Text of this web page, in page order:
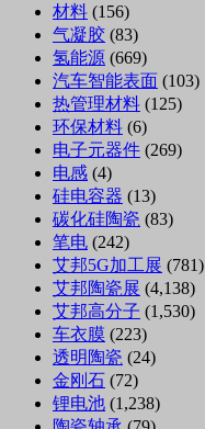
材料 (156)
气凝胶 (83)
氢能源 (669)
汽车智能表面 (103)
热管理材料 (125)
环保材料 (6)
电子元器件 (269)
电感 (4)
硅电容器 (13)
碳化硅陶瓷 (83)
笔电 (242)
艾邦5G加工展 (781)
艾邦陶瓷展 (4,138)
艾邦高分子 (1,530)
车衣膜 (223)
透明陶瓷 (24)
金刚石 (72)
锂电池 (1,238)